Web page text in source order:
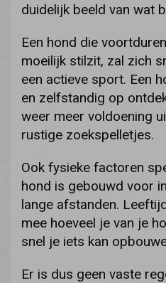
duidelijk beeld van wat
Een hond die
moeilijk stilzit, zal zich
een actieve sport. Een
en zelfstandig op
weer meer voldoening
rustige zoekspelletjes.
Ook fysieke factoren
hond is gebouwd voor
lange afstanden.
mee hoeveel je van je
snel je iets kan
Er is dus geen vaste